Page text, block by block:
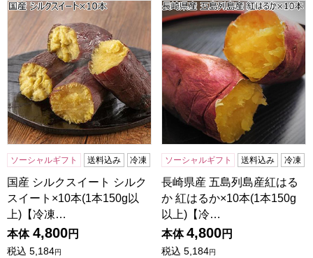
国産 シルクスイート シルクスイート×10本(1本150g以上)【
ソーシャルギフト 送料込み 冷凍
国産 シルクスイート シルク
スイート×10本(1本150g以
上)【冷凍…
本体 4,800円
税込 5,184円
長崎県産 五島列島産紅はる
ソーシャルギフト 送料込み 冷凍
長崎県産 五島列島産紅はる
か 紅はるか×10本(1本150g
以上)【冷…
本体 4,800円
税込 5,184円